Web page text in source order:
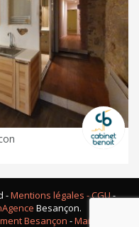
-Mentions légales - CGU-
Besançon.
Besançon -Maison